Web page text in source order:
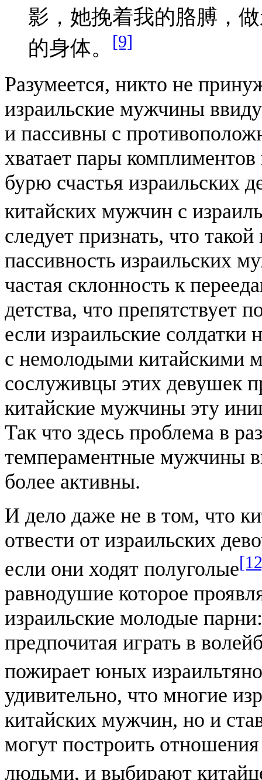
影，她挽着我的胳膊，
的身体。
[9]
Разумеется, никто не
израильские мужчины
и пассивны с
хватает пары
бурю счастья израильских
китайских мужчин с
следует признать, что
пассивность израильских
частая склонность к
детства, что препятствует
если израильские
с немолодыми китайскими
сослуживцы этих девушек
китайские мужчины эту
Так что здесь проблема в
темпераментные мужчины
более активны.
И дело даже не в том, что
отвести от израильских
если они ходят полуголые
равнодушие которое
израильские молодые
предпочитая играть в
пожирает юных
удивительно, что многие
китайских мужчин, но и
могут построить
людьми, и выбирают